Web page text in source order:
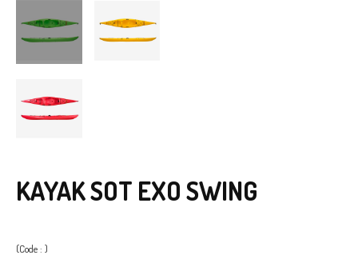
KAYAK SOT EXO SWING
(Code : )